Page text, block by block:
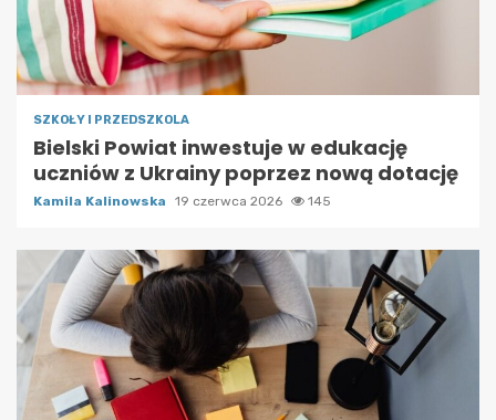
SZKOŁY I PRZEDSZKOLA
Bielski Powiat inwestuje w edukację
uczniów z Ukrainy poprzez nową dotację
Kamila Kalinowska 19 czerwca 2026 145